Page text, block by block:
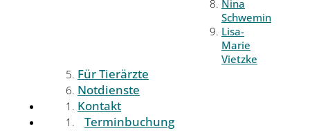
Nina
Schwemin
Lisa-
Marie
Vietzke
Für Tierärzte
Notdienste
Kontakt
Terminbuchung